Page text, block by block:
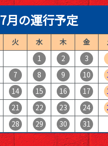
7月の運行予定
火 水 木 金
1
2 3
7 8 9 10
14 15 16 17
21 22 23 24
28 29 30 31